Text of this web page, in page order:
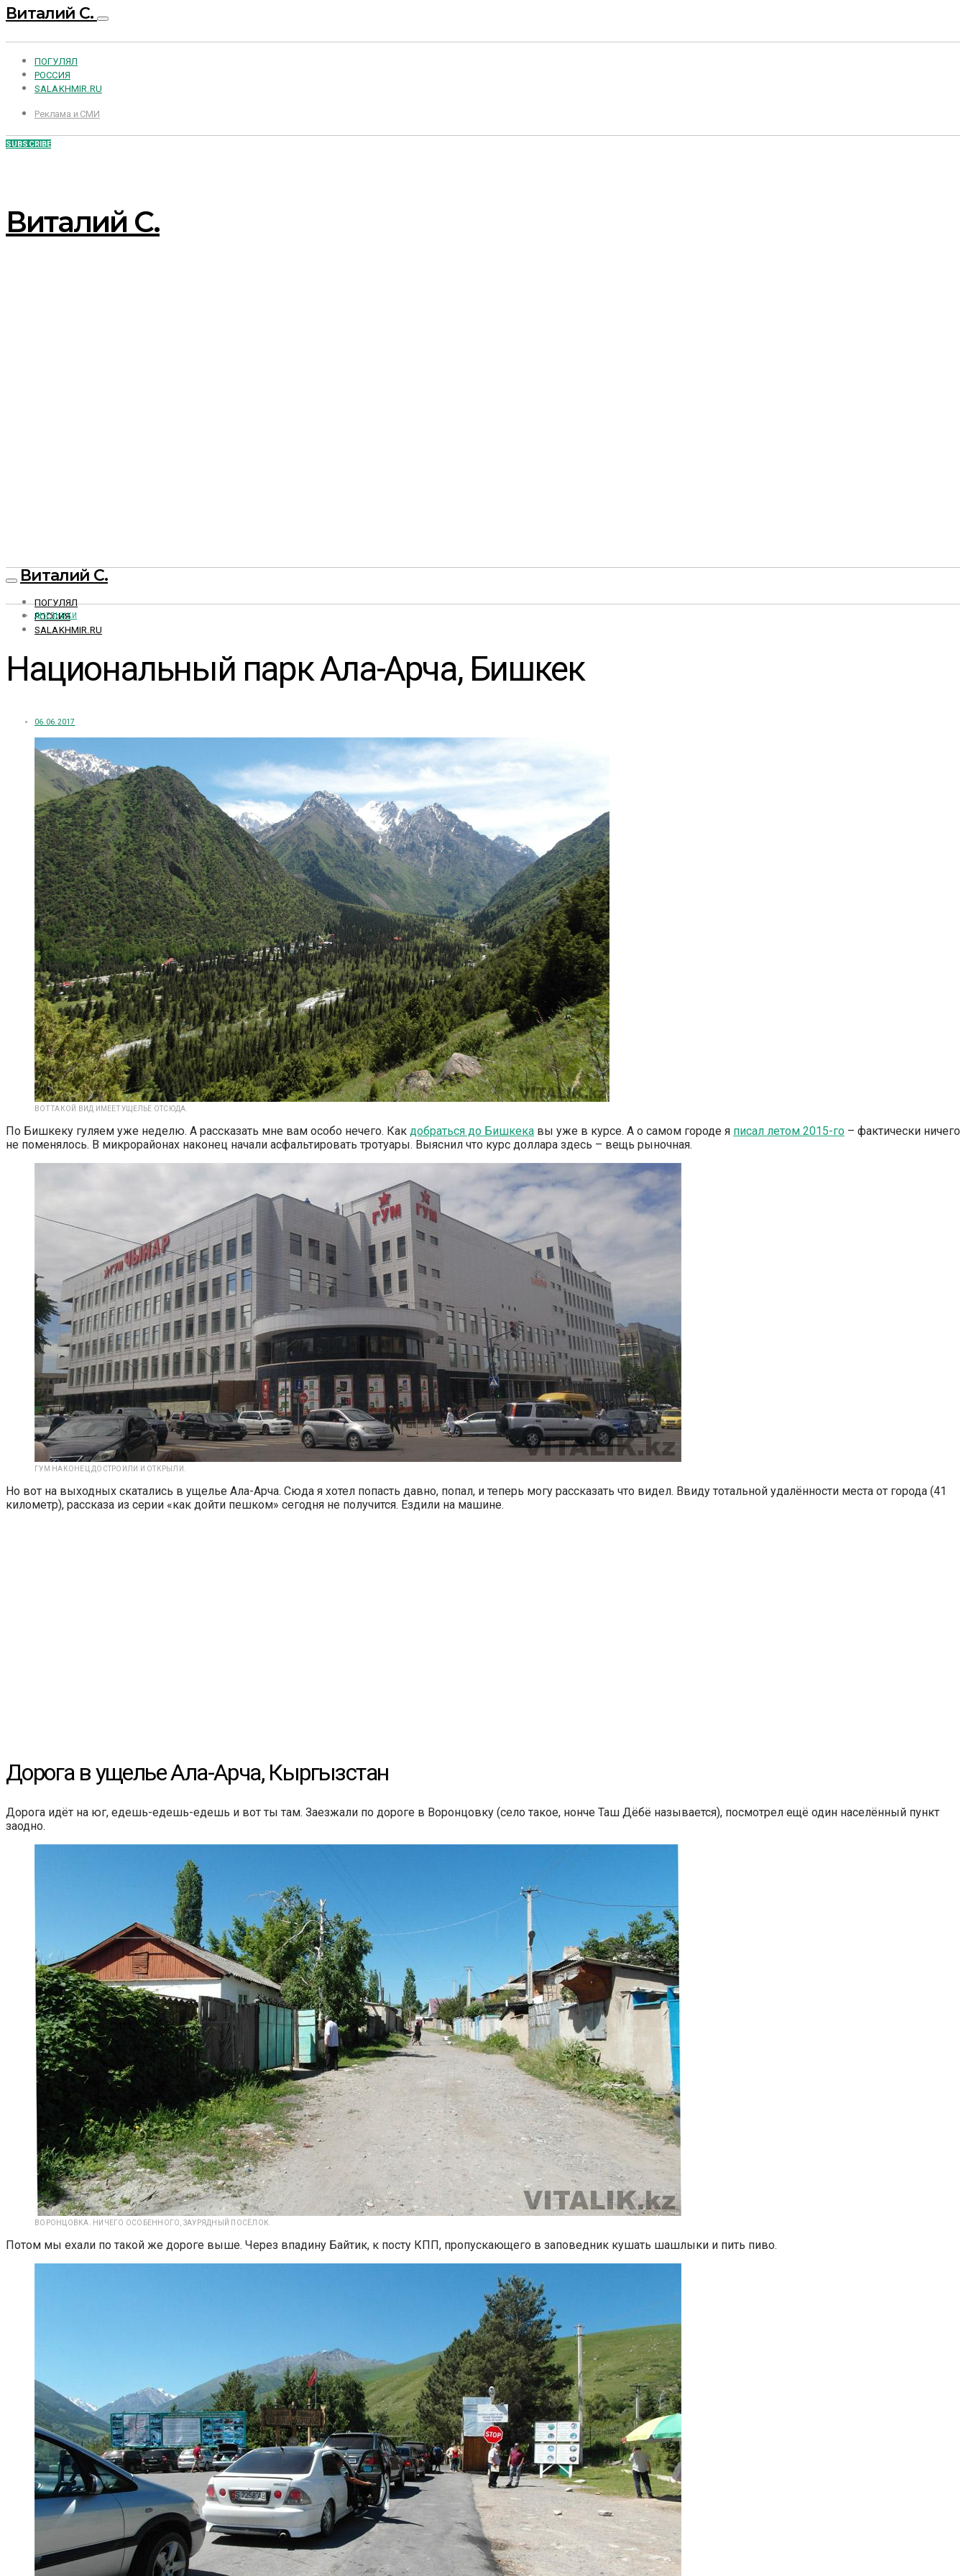
Виталий С.
ПОГУЛЯЛ
РОССИЯ
SALAKHMIR.RU
Реклама и СМИ
SUBSCRIBE
Виталий С.
Виталий С.
ПОГУЛЯЛ
РОССИЯ
SALAKHMIR.RU
ДНЕВНИКИ
Национальный парк Ала-Арча, Бишкек
06.06.2017
ВОТ ТАКОЙ ВИД ИМЕЕТ УЩЕЛЬЕ ОТСЮДА.
По Бишкеку гуляем уже неделю. А рассказать мне вам особо нечего. Как добраться до Бишкека вы уже в курсе. А о самом городе я писал летом 2015-го – фактически ничего
не поменялось. В микрорайонах наконец начали асфальтировать тротуары. Выяснил что курс доллара здесь – вещь рыночная.
ГУМ НАКОНЕЦ ДОСТРОИЛИ И ОТКРЫЛИ.
Но вот на выходных скатались в ущелье Ала-Арча. Сюда я хотел попасть давно, попал, и теперь могу рассказать что видел. Ввиду тотальной удалённости места от города (41
километр), рассказа из серии «как дойти пешком» сегодня не получится. Ездили на машине.
Дорога в ущелье Ала-Арча, Кыргызстан
Дорога идёт на юг, едешь-едешь-едешь и вот ты там. Заезжали по дороге в Воронцовку (село такое, нонче Таш Дёбё называется), посмотрел ещё один населённый пункт
заодно.
ВОРОНЦОВКА. НИЧЕГО ОСОБЕННОГО, ЗАУРЯДНЫЙ ПОСЁЛОК.
Потом мы ехали по такой же дороге выше. Через впадину Байтик, к посту КПП, пропускающего в заповедник кушать шашлыки и пить пиво.